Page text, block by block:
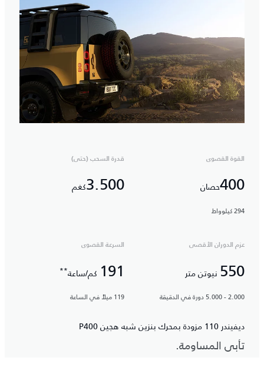
القوة القصوى
400حصان
294 كيلوواط
قدرة السحب (حتى)
3.500كغم
عزم الدوران الأقصى
550 نيوتن متر
2.000 - 5.000 دورة في الدقيقة
السرعة القصوى
191 كم/ساعة**
119 ميلاً في الساعة
ديفيندر 110 مزودة بمحرك بنزين شبه هجين P400
تأبى المساومة.